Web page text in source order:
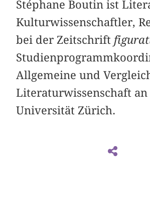
Stéphane Boutin ist
Kulturwissenschaftler,
bei der Zeitschrift
Allgemeine und
Literaturwissenschaft
Universität Zürich.